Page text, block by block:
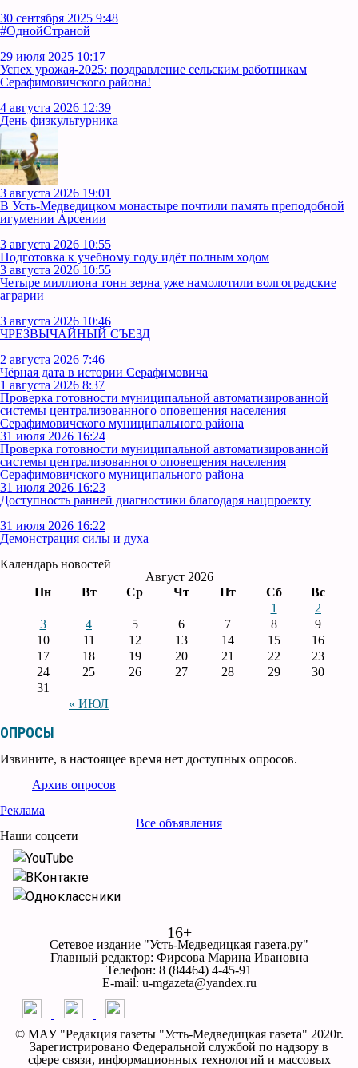
30 сентября 2025 9:48
#ОднойСтраной
29 июля 2025 10:17
Успех урожая-2025: поздравление сельским работникам
Серафимовичского района!
4 августа 2026 12:39
День физкультурника
3 августа 2026 19:01
В Усть‑Медведицком монастыре почтили память преподобной
игумении Арсении
3 августа 2026 10:55
Подготовка к учебному году идёт полным ходом
3 августа 2026 10:55
Четыре миллиона тонн зерна уже намолотили волгоградские
аграрии
3 августа 2026 10:46
ЧРЕЗВЫЧАЙНЫЙ СЪЕЗД
2 августа 2026 7:46
Чёрная дата в истории Серафимовича
1 августа 2026 8:37
Проверка готовности муниципальной автоматизированной
системы централизованного оповещения населения
Серафимовичского муниципального района
31 июля 2026 16:24
Проверка готовности муниципальной автоматизированной
системы централизованного оповещения населения
Серафимовичского муниципального района
31 июля 2026 16:23
Доступность ранней диагностики благодаря нацпроекту
31 июля 2026 16:22
Демонстрация силы и духа
Календарь новостей
Август 2026
Пн
Вт Ср Чт Пт Сб Вс
« ИЮЛ
1
2
3
4 5 6 7 8
9
10
11 12 13 14 15
16
17
18 19 20 21 22
23
24
25 26 27 28 29
30
31
ОПРОСЫ
Извините, в настоящее время нет доступных опросов.
Архив опросов
Реклама
Все объявления
Наши соцсети
YouTube
ВКонтакте
Одноклассники
16+
Сетевое издание "Усть-Медведицкая газета.ру"
Главный редактор: Фирсова Марина Ивановна
Телефон: 8 (84464) 4-45-91
E-mail: u-mgazeta@yandex.ru
© МАУ "Редакция газеты "Усть-Медведицкая газета" 2020г.
Зарегистрировано Федеральной службой по надзору в
сфере связи, информационных технологий и массовых